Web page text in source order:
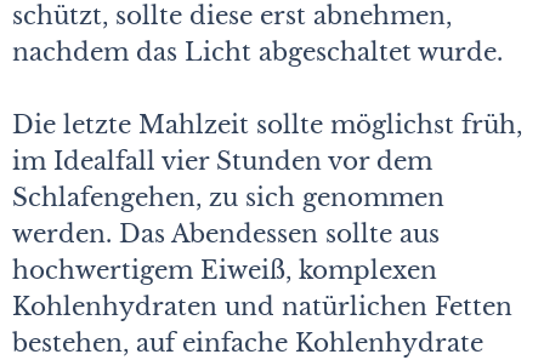
schützt, sollte diese erst abnehmen,
nachdem das Licht abgeschaltet wurde.
Die letzte Mahlzeit sollte möglichst früh,
im Idealfall vier Stunden vor dem
Schlafengehen, zu sich genommen
werden. Das Abendessen sollte aus
hochwertigem Eiweiß, komplexen
Kohlenhydraten und natürlichen Fetten
bestehen, auf einfache Kohlenhydrate